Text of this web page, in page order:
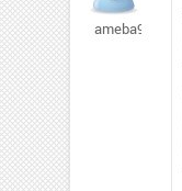
ameba9317